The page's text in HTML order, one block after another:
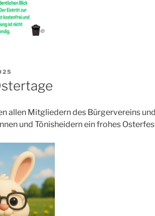
allen Mitgliedern des Bürgervereins
und Tönisheidern ein frohes